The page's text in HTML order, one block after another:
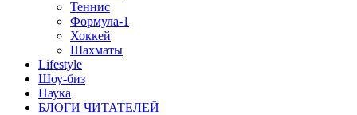
Теннис
Формула-1
Хоккей
Шахматы
Lifestyle
Шоу-биз
Наука
БЛОГИ ЧИТАТЕЛЕЙ